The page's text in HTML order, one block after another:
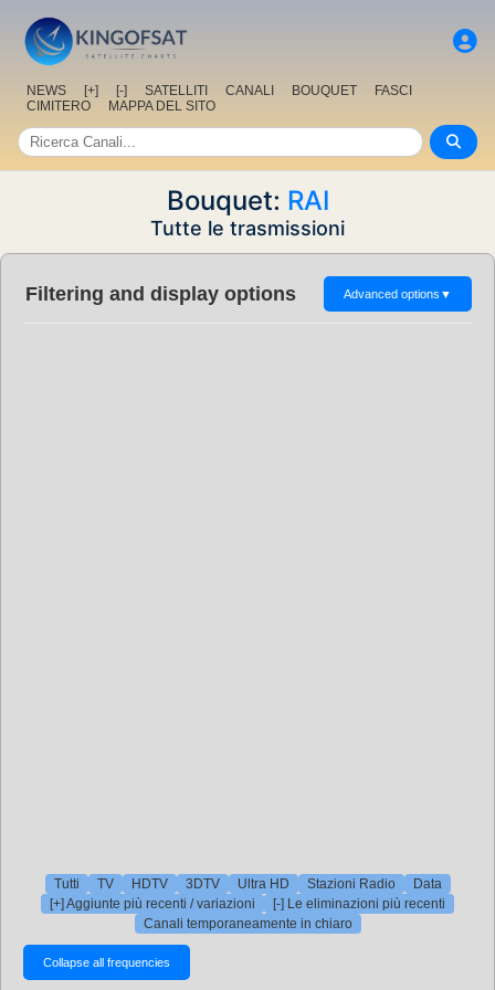
NEWS [+] [-] SATELLITI CANALI BOUQUET
FASCI
CIMITERO
MAPPA DEL SITO
Bouquet: RAI
Tutte le trasmissioni
Filtering and display options Advanced options ▼
Tutti TV HDTV 3DTV Ultra HD Stazioni Radio
Data
[+] Aggiunte più recenti / variazioni
[-] Le eliminazioni più recenti
Canali temporaneamente in chiaro